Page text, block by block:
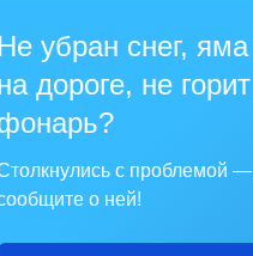
Не убран снег, яма
дороге, не горит
с проблемой —
о ней!